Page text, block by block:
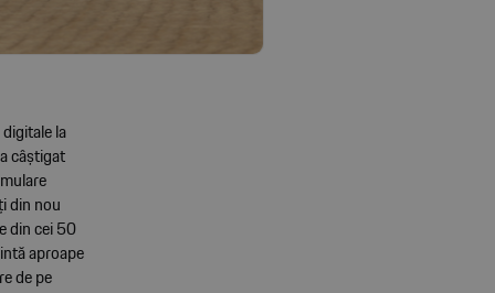
la
câștigat
din nou
din cei 50
aproape
de pe